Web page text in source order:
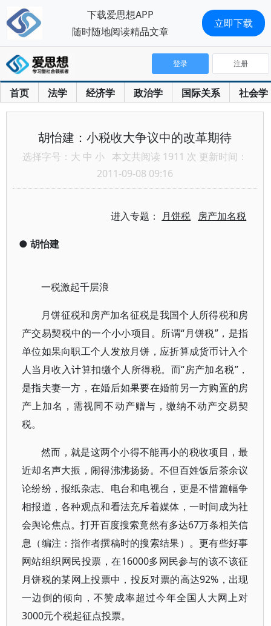
首页 法学 经济学 政治学 国际关系 社会学
登录 注册
胡怡建：小税收大争议中的改革期待
选择字号： 大 中 小 本文共阅读 1911 次 更新时间：
2011-09-08 09:16
进入专题： 月饼税 房产加名税
● 胡怡建
一税激起千层浪
月饼征税和房产加名征税是我国个人所得税和房
产交易契税中的一个小小项目。所谓“月饼税”，是指
单位如果向职工个人发放月饼，应折算成货币计入个
人当月收入计算扣缴个人所得税。而“房产加名税”，
是指夫妻一方，在婚后如果要在婚前另一方购置的房
产上加名，需视同不动产赠与，缴纳不动产交易契
税。
然而，就是这两个小得不能再小的税收项目，最
近却名声大振，闹得沸沸扬扬。不但百姓饭后茶余议
论纷纷，报纸杂志、电台和电视台，更是不惜篇幅争
相报道，各种观点和看法充斥着媒体，一时间成为社
会舆论焦点。打开百度搜索竟然有多达67万条相关信
息（编注：指作者撰稿时的搜索结果）。更有些好事
网站组织网民投票，在16000多网民参与的该不该征
月饼税的某网上投票中，投反对票的高达92%，出现
一边倒的倾向，不赞成率超过今年全国人大网上对
3000元个税起征点投票。
下载爱思想APP
随时随地阅读精品文章
立即下载